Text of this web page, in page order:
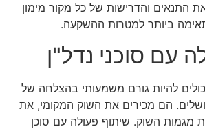
התנאים והדרישות של כל מקור מימון
ביותר למטרות ההשקעה.
עם סוכני נדל"ן
להיות גורם משמעותי בהצלחה של
הם מכירים את השוק המקומי, את
מגמות השוק. שיתוף פעולה עם סוכן